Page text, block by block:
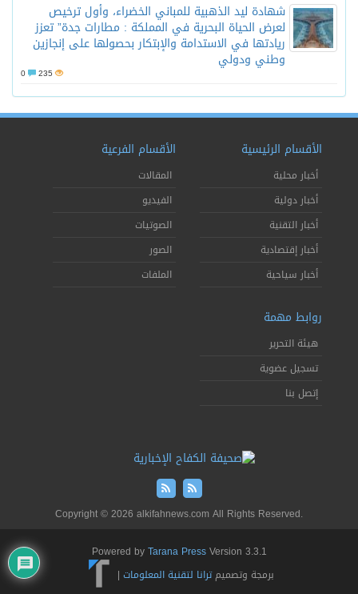
شهادة ليد الذهبية للمباني الخضراء، وأول ترخيص
لعرض الحياة البحرية في المملكة : مطارات جدة” تعزز
ريادتها في الاستدامة والإبتكار بحصولها على إنجازين
وطني ودولي
235
الأقسام الرئيسية
أخبار محلية
أخبار دولية
أخبار التقنية
أخبار إقتصادية
أخبار سياحية
الأقسام الفرعية
المقالات
الفيديو
الصوتيات
الصور
الملفات
روابط مهمة
هيئة التحرير
تسجيل عضوية
إتصل بنا
Copyright © 2026 alkifahnews.com All Rights Reserved.
Powered byTarana PressVersion 3.3.1
برمجة وتصميمترانا لتقنية المعلومات |